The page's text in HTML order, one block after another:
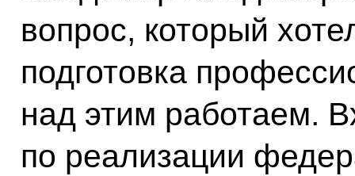
вопрос, который
подготовка
над этим работаем.
по реализации